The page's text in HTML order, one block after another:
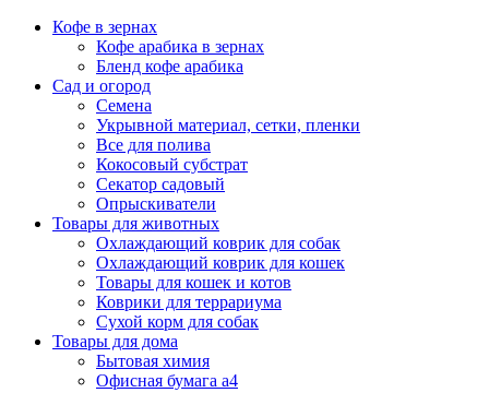
Кофе в зернах
Кофе арабика в зернах
Бленд кофе арабика
Сад и огород
Семена
Укрывной материал, сетки, пленки
Все для полива
Кокосовый субстрат
Секатор садовый
Опрыскиватели
Товары для животных
Охлаждающий коврик для собак
Охлаждающий коврик для кошек
Товары для кошек и котов
Коврики для террариума
Сухой корм для собак
Товары для дома
Бытовая химия
Офисная бумага а4